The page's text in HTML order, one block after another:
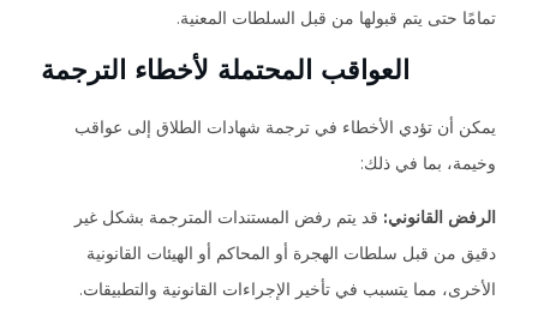
تمامًا حتى يتم قبولها من قبل السلطات المعنية.
العواقب المحتملة لأخطاء الترجمة
يمكن أن تؤدي الأخطاء في ترجمة شهادات الطلاق إلى عواقب
وخيمة، بما في ذلك:
الرفض القانوني: قد يتم رفض المستندات المترجمة بشكل غير
دقيق من قبل سلطات الهجرة أو المحاكم أو الهيئات القانونية
الأخرى، مما يتسبب في تأخير الإجراءات القانونية والتطبيقات.